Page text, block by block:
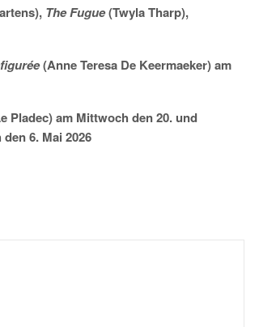
The Fugue(Twyla Tharp),
(Anne Teresa De Keermaeker) am
Pladec) am Mittwoch den 20. und
6. Mai 2026